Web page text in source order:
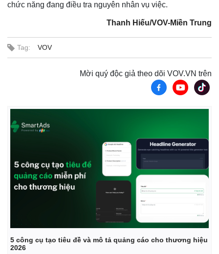
chức năng đang điều tra nguyên nhân vụ việc.
Thanh Hiếu/VOV-Miền Trung
Tag: VOV
Mời quý độc giả theo dõi VOV.VN trên
5 công cụ tạo tiêu đề và mô tả quảng cáo cho thương hiệu
2026